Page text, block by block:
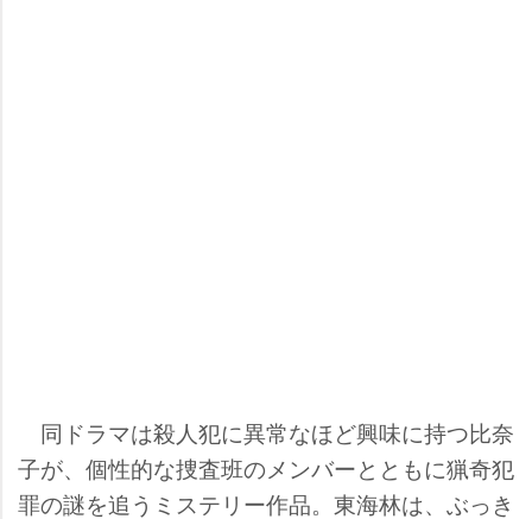
同ドラマは殺人犯に異常なほど興味に持つ比奈
子が、個性的な捜査班のメンバーとともに猟奇犯
罪の謎を追うミステリー作品。東海林は、ぶっき